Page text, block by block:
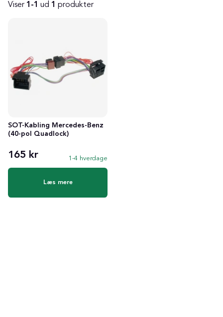
Viser 1-1 ud 1 produkter
SOT-Kabling Mercedes-Benz
(40-pol Quadlock)
165 kr 1-4 hverdage
Læs mere